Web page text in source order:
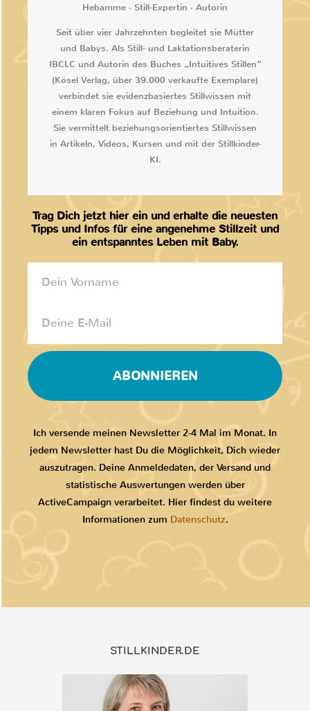
Hebamme · Still-Expertin · Autorin
Seit über vier Jahrzehnten begleitet sie Mütter
und Babys. Als Still- und Laktationsberaterin
IBCLC und Autorin des Buches „Intuitives Stillen“
(Kösel Verlag, über 39.000 verkaufte Exemplare)
verbindet sie evidenzbasiertes Stillwissen mit
einem klaren Fokus auf Beziehung und Intuition.
Sie vermittelt beziehungsorientiertes Stillwissen
in Artikeln, Videos, Kursen und mit der Stillkinder-
KI.
Trag Dich jetzt hier ein und erhalte die neuesten
Tipps und Infos für eine angenehme Stillzeit und
ein entspanntes Leben mit Baby.
ABONNIEREN
Ich versende meinen Newsletter 2-4 Mal im Monat. In
jedem Newsletter hast Du die Möglichkeit, Dich wieder
auszutragen. Deine Anmeldedaten, der Versand und
statistische Auswertungen werden über
ActiveCampaign verarbeitet. Hier findest du weitere
Informationen zum Datenschutz.
STILLKINDER.DE